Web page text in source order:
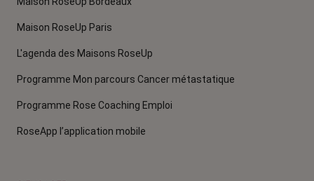
Maison RoseUp Paris
L'agenda des Maisons RoseUp
Programme Mon parcours Cancer métastatique
Programme Rose Coaching Emploi
RoseApp l’application mobile